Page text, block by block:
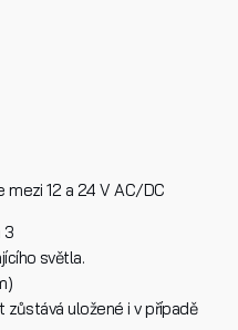
mezi 12 a 24 V AC/DC
3
světla.
zůstává uložené i v případě